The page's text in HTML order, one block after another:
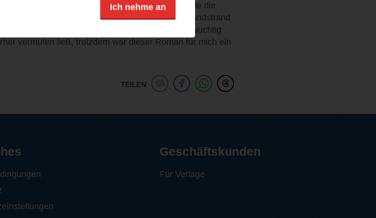
eben auch von Land und Leuten lebt. Gerade die
bildhaft, man wähnt sich sofort am heißen Sandstrand
kommt dann nicht ganz so bildgewaltig und wuchtig
vermuten ließ, trotzdem war dieser Roman für mich ein
TEILEN
Ich nehme an
Geschäftskunden
Für Verlage